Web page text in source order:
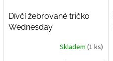
Dívčí žebrované tričko
Wednesday
Skladem (1 ks)